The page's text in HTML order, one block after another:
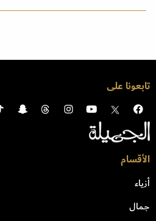
تابعونا على
الأقسام
أزياء
جمال